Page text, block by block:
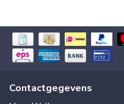
Contactgegevens